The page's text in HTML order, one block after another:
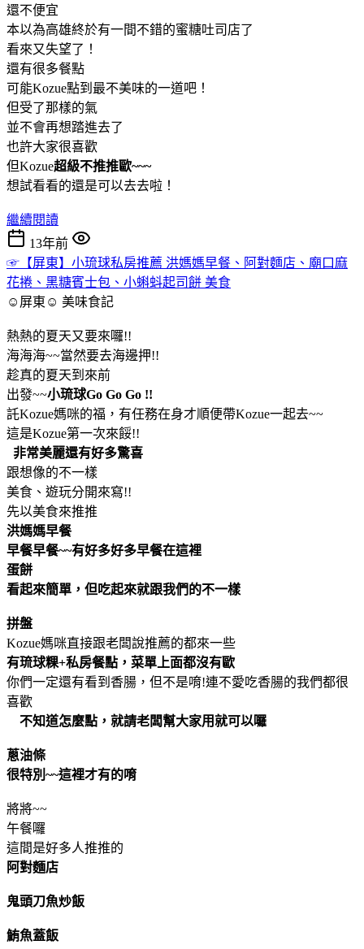
還不便宜
本以為高雄終於有一間不錯的蜜糖吐司店了
看來又失望了！
還有很多餐點
可能Kozue點到最不美味的一道吧！
但受了那樣的氣
並不會再想踏進去了
也許大家很喜歡
但Kozue超級不推推歐~~~
想試看看的還是可以去去啦！
繼續閱讀
13年前
☞【屏東】小琉球私房推薦 洪媽媽早餐、阿對麵店、廟口麻
花捲、黑糖賓士包、小蝌蚪起司餅 美食
☺屏東☺ 美味食記
熱熱的夏天又要來囉!!
海海海~~當然要去海邊押!!
趁真的夏天到來前
出發~~小琉球Go Go Go !!
託Kozue媽咪的福，有任務在身才順便帶Kozue一起去~~
這是Kozue第一次來餒!!
非常美麗還有好多驚喜
跟想像的不一樣
美食、遊玩分開來寫!!
先以美食來推推
洪媽媽早餐
早餐早餐~~有好多好多早餐在這裡
蛋餅
看起來簡單，但吃起來就跟我們的不一樣
拼盤
Kozue媽咪直接跟老闆說推薦的都來一些
有琉球粿+私房餐點，菜單上面都沒有歐
你們一定還有看到香腸，但不是唷!連不愛吃香腸的我們都很
喜歡
不知道怎麼點，就請老闆幫大家用就可以囉
蔥油條
很特別~~這裡才有的唷
將將~~
午餐囉
這間是好多人推推的
阿對麵店
鬼頭刀魚炒飯
鮪魚蓋飯